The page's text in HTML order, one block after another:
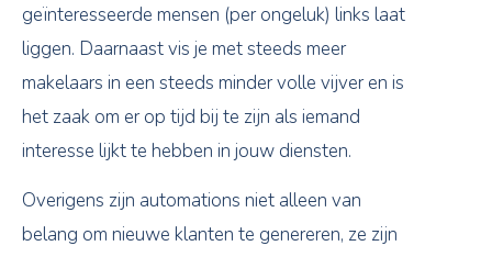
geïnteresseerde mensen (per ongeluk) links laat
liggen. Daarnaast vis je met steeds meer
makelaars in een steeds minder volle vijver en is
het zaak om er op tijd bij te zijn als iemand
interesse lijkt te hebben in jouw diensten.
Overigens zijn automations niet alleen van
belang om nieuwe klanten te genereren, ze zijn